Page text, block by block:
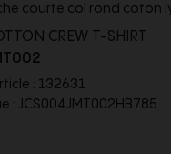
courte col rond coton
CREW T-SHIRT
: 132631
: JCS004JMT002HB785